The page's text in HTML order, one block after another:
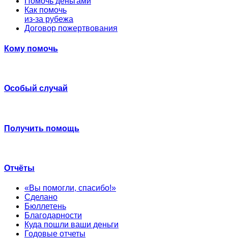
Как помочь
из-за рубежа
Договор пожертвования
Кому помочь
Особый случай
Получить помощь
Отчёты
«Вы помогли, спасибо!»
Сделано
Бюллетень
Благодарности
Куда пошли ваши деньги
Годовые отчеты